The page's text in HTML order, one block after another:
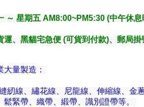
～ 星期五 AM8:00~PM5:30 (中午休
運、黑貓宅急便 (可貨到付款)、郵局
大量製造：
紉線、繡花線、尼龍線、伸縮線、金
鬆緊帶、織帶、緞帶、識別證帶等。